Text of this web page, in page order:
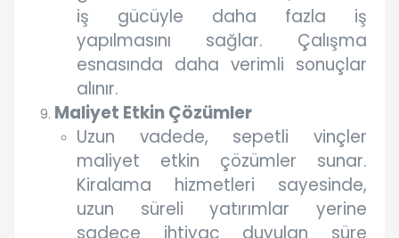
iş gücüyle daha fazla iş
yapılmasını sağlar. Çalışma
esnasında daha verimli sonuçlar
alınır.
Maliyet Etkin Çözümler
Uzun vadede, sepetli vinçler
maliyet etkin çözümler sunar.
Kiralama hizmetleri sayesinde,
uzun süreli yatırımlar yerine